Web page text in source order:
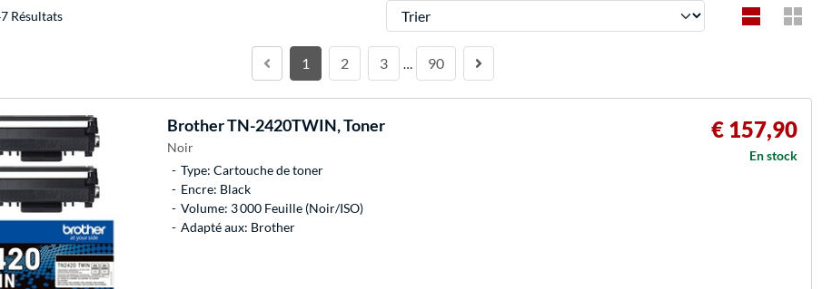
Résultats Trier
1 2 3 … 90
BrotherTN-2420TWIN, Toner
Noir
Type: Cartouche de toner
Encre: Black
Volume: 3 000 Feuille (Noir/ISO)
Adapté aux: Brother
€ 157,90
En stock